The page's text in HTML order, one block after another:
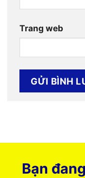
Trang web
Bạn